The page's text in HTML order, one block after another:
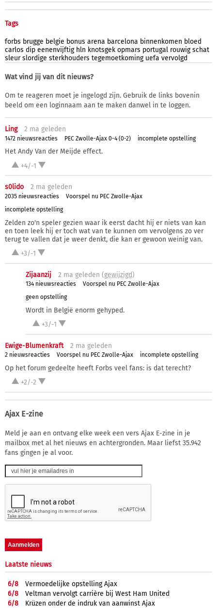
Tags
forbs brugge belgie bonus arena barcelona binnenkomen bloed
carlos dip eenenvijftig hln knotsgek opmars portugal rouwig schat
sleur slordige sterkhouders tegemoetkoming uefa vervolgd
Wat vind jij van dit nieuws?
Om te reageren moet je ingelogd zijn. Gebruik de links bovenin
beeld om een loginnaam aan te maken danwel in te loggen.
Ling 2 ma geleden
1472 nieuwsreacties PEC Zwolle-Ajax 0-4 (0-2) incomplete opstelling
Het Andy Van der Meijde effect.
+4/-1
s0lido 2 ma geleden
2035 nieuwsreacties
Voorspel nu PEC Zwolle-Ajax
incomplete opstelling
Zelden zo'n speler gezien waar ik eerst dacht hij er niets van kan
en toen leek hij er toch wat van te kunnen om vervolgens zo ver
terug te vallen dat je weer denkt, die kan er gewoon weinig van.
+3/-1
Zijaanzij 2 ma geleden (gewijzigd)
134 nieuwsreacties
Voorspel nu PEC Zwolle-Ajax
geen opstelling
Wordt in België enorm gehyped.
+3/-1
Ewige-Blumenkraft 2 ma geleden
2 nieuwsreacties Voorspel nu PEC Zwolle-Ajax incomplete opstelling
Op het forum gedeelte heeft Forbs veel fans: is dat terecht?
+2/-2
Ajax E-zine
Meld je aan en ontvang elke week een vers Ajax E-zine in je
mailbox met al het nieuws en achtergronden. Maar liefst 35.942
fans gingen je al voor.
Laatste nieuws
6/8
Vermoedelijke opstelling Ajax
6/8
Veltman vervolgt carrière bij West Ham United
6/8
Krüzen onder de indruk van aanwinst Ajax